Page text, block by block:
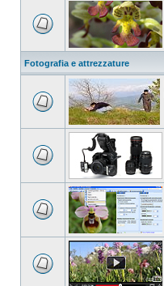
Fotografia e attrezzature